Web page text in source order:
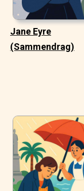
Jane Eyre
(Sammendrag)